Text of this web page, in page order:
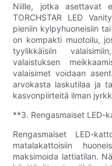
Niille, jotka asettavat
TORCHSTAR LED
pieniin kylpyhuoneisiin
on kompakti muotoilu,
tyylikkäisiin
valaistuksen
valaisimet voidaan
arvokasta laskutilaa ja
kasvonpiirteitä ilman
**3. Rengasmaiset LED-
Rengasmaiset LED-
matalakattoisiin
maksimoida lattiatilan.